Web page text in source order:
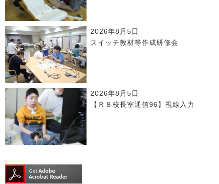
2026年8月5日
スイッチ教材等作成研修会
2026年8月5日
【Ｒ８校長室通信96】視線入力